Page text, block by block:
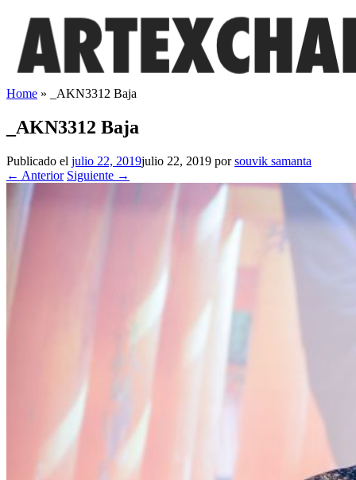
contenido
Home » _AKN3312 Baja
_AKN3312 Baja
Publicado el julio 22, 2019julio 22, 2019 porsouvik samanta
← Anterior Siguiente →